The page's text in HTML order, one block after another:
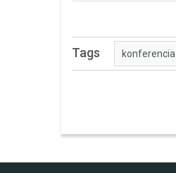
Tags konferencia